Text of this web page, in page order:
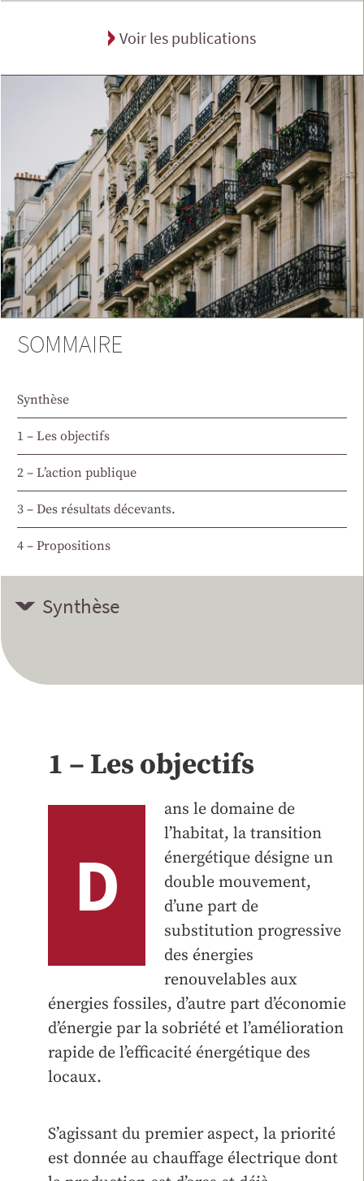
Voir les publications
SOMMAIRE
Synthèse
1 – Les objectifs
2 – L’action publique
3 – Des résultats décevants.
4 – Propositions
Synthèse
1 – Les objectifs
D
ans le domaine de
l’habitat, la transition
énergétique désigne un
double mouvement,
d’une part de
substitution progressive
des énergies
renouvelables aux
énergies fossiles, d’autre part d’économie
d’énergie par la sobriété et l’amélioration
rapide de l’efficacité énergétique des
locaux.
S’agissant du premier aspect, la priorité
est donnée au chauffage électrique dont